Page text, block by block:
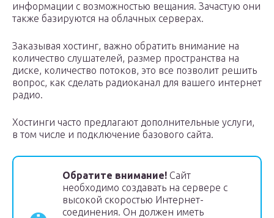
информации с возможностью вещания. Зачастую они
также базируются на облачных серверах.
Заказывая хостинг, важно обратить внимание на
количество слушателей, размер пространства на
диске, количество потоков, это все позволит решить
вопрос, как сделать радиоканал для вашего интернет
радио.
Хостинги часто предлагают дополнительные услуги,
в том числе и подключение базового сайта.
Обратите внимание! Сайт
необходимо создавать на сервере с
высокой скоростью Интернет-
соединения. Он должен иметь